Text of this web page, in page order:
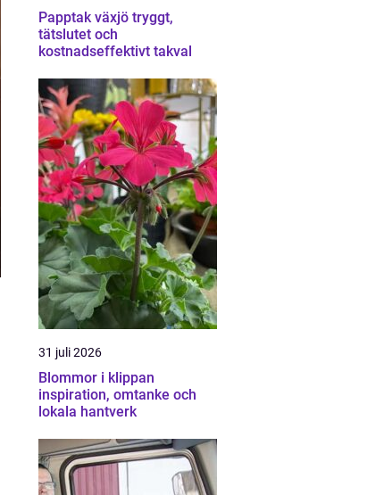
Papptak växjö tryggt,
tätslutet och
kostnadseffektivt takval
31 juli 2026
Blommor i klippan
inspiration, omtanke och
lokala hantverk